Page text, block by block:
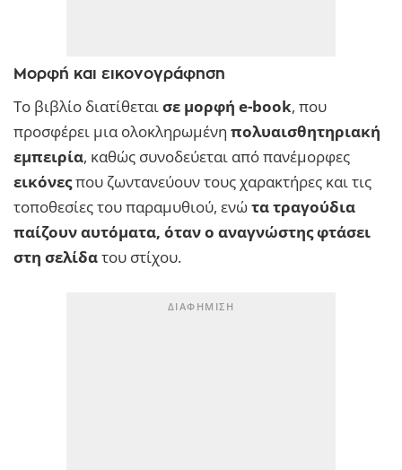
Μορφή και εικονογράφηση
Το βιβλίο διατίθεταισε μορφή e-book, που
προσφέρει μια ολοκληρωμένη πολυαισθητηριακή
εμπειρία, καθώς συνοδεύεται από πανέμορφες
εικόνεςπου ζωντανεύουν τους χαρακτήρες και τις
τοποθεσίες του παραμυθιού, ενώτα τραγούδια
παίζουν αυτόματα, όταν ο αναγνώστης φτάσει
στη σελίδατου στίχου.